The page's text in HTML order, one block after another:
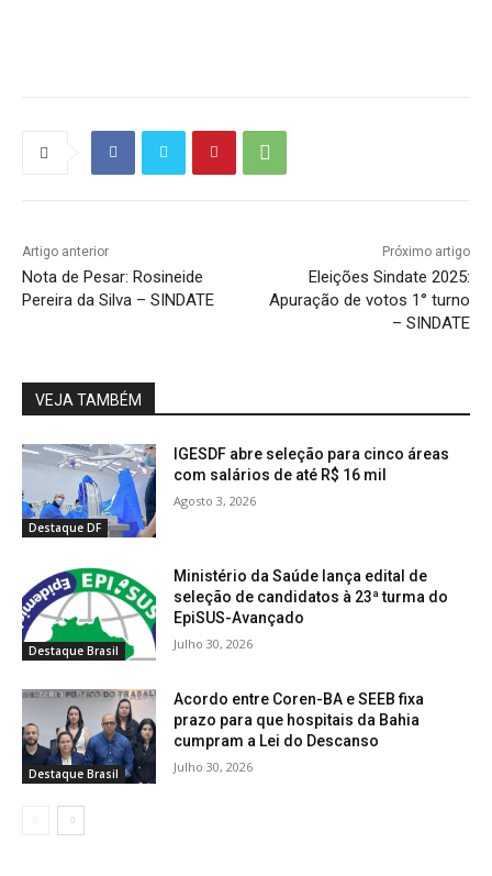
Artigo anterior
Nota de Pesar: Rosineide
Pereira da Silva – SINDATE
Próximo artigo
Eleições Sindate 2025:
Apuração de votos 1° turno
– SINDATE
VEJA TAMBÉM
Destaque DF
IGESDF abre seleção para cinco áreas
com salários de até R$ 16 mil
Agosto 3, 2026
Destaque Brasil
Ministério da Saúde lança edital de
seleção de candidatos à 23ª turma do
EpiSUS-Avançado
Julho 30, 2026
Destaque Brasil
Acordo entre Coren-BA e SEEB fixa
prazo para que hospitais da Bahia
cumpram a Lei do Descanso
Julho 30, 2026